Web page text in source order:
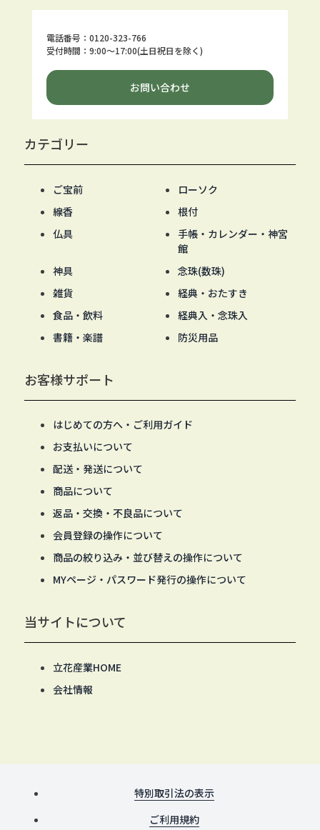
電話番号：0120-323-766
受付時間：9:00～17:00(土日祝日を除く)
お問い合わせ
カテゴリー
ご宝前
ローソク
線香
根付
仏具
手帳・カレンダー・神宮
館
神具
念珠(数珠)
雑貨
経典・おたすき
食品・飲料
経典入・念珠入
書籍・楽譜
防災用品
お客様サポート
はじめての方へ・ご利用ガイド
お支払いについて
配送・発送について
商品について
返品・交換・不良品について
会員登録の操作について
商品の絞り込み・並び替えの操作について
MYページ・パスワード発行の操作について
当サイトについて
立花産業HOME
会社情報
特別取引法の表示
ご利用規約